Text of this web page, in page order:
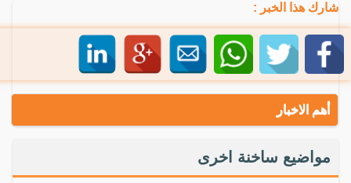
شارك هذا الخبر :
أهم الاخبار
مواضيع ساخنة اخرى